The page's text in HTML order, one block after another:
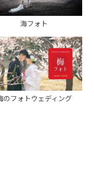
海フォト
のフォトウェディング